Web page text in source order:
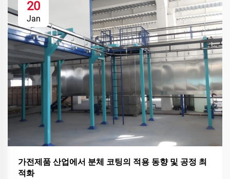
20
Jan
가전제품 산업에서 분체 코팅의 적용 동향 및 공정 최
적화